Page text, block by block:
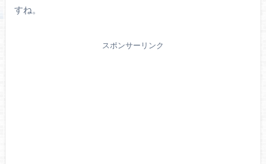
すね。
スポンサーリンク